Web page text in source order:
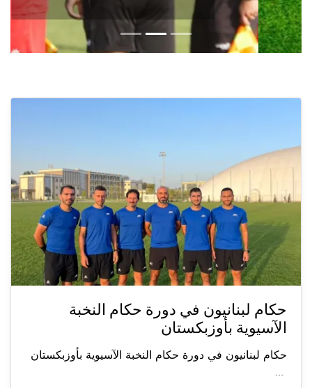
حكام لبنانيون في دورة حكام النخبة
الآسيوية بأوزبكستان
حكام لبنانيون في دورة حكام النخبة الآسيوية بأوزبكستان
...